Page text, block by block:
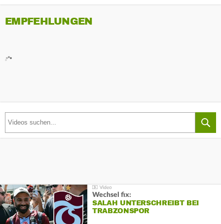
EMPFEHLUNGEN
Wechsel fix:
SALAH UNTERSCHREIBT BEI
TRABZONSPOR